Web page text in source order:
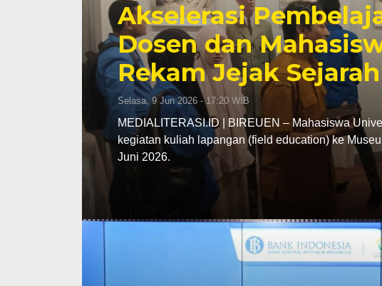
Akselerasi
Dosen dan
Rekam Jejak
Selasa, 9 Jun 2026 - 17:20 WIB
MEDIALITERASI.ID | BIREUEN – Mahasiswa
kegiatan kuliah lapangan (field education) ke
Juni 2026.